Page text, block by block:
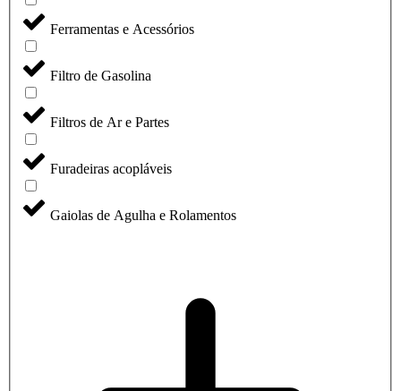
Ferramentas e Acessórios
Filtro de Gasolina
Filtros de Ar e Partes
Furadeiras acopláveis
Gaiolas de Agulha e Rolamentos